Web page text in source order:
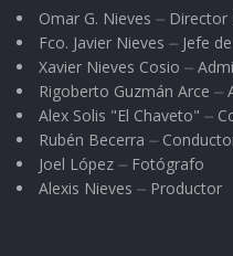
Al parecer corrió con
inmediato fue dado
Pancho Villa. A sus
gracia que un chico de
solicitado su ingreso a
Omar G. Nieves ⏤ Director
Fco. Javier Nieves ⏤ Jefe
Xavier Nieves Cosio ⏤
Rigoberto Guzmán Arce ⏤
Alex Solis "El Chaveto" ⏤
Rubén Becerra ⏤
Joel López ⏤ Fotógrafo
Alexis Nieves ⏤ Productor